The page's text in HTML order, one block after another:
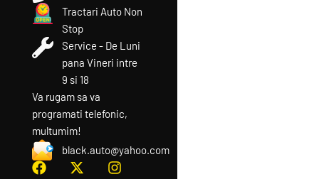
Tractari Auto Non
Stop
Service - De Luni
pana Vineri intre
9 si 18
Va rugam sa va
programati telefonic,
multumim!​
black.auto@yahoo.com